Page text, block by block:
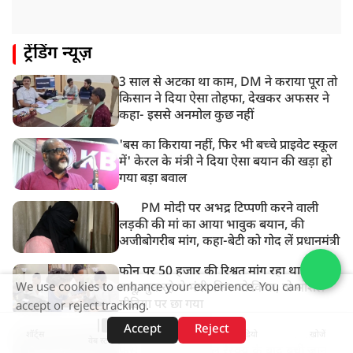
भारत समेत 5 देशों पर 100% टैरिफ
8:19 AM
PM मोदी आज IIT दिल्ली के दीक्षांत समारोह में शामिल होंगे
ट्रेंडिंग न्यूज़
3 साल से अटका था काम, DM ने कराया पूरा तो
किसान ने दिया ऐसा तोहफा, देखकर अफसर ने
कहा- इससे अनमोल कुछ नहीं
'बस का किराया नहीं, फिर भी बच्चे प्राइवेट स्कूल
में' केरल के मंत्री ने दिया ऐसा बयान की खड़ा हो
गया बड़ा बवाल
PM मोदी पर अभद्र टिप्पणी करने वाली
लड़की की मां का आया भावुक बयान, की
अजीबोगरीब मांग, कहा-बेटी को गोद लें प्रधानमंत्री
फोन पर 50 हजार की रिश्वत मांग रहा था सरकारी
बाबू, सुन रहे थे मंत्री, फिर जो किया, वो सोशल
मीडिया पर छा गया
पिकनिक मनाने गए 4 युवक नदी के तेज़ बहाव में
वेब स्टोरीज़
We use cookies to enhance your experience. You can
accept or reject tracking.
Accept
Reject